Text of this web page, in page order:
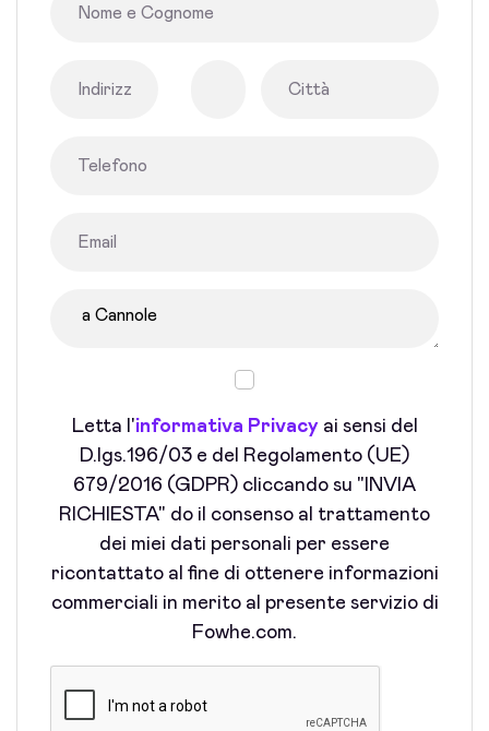
Letta l'informativa Privacyai sensi del
D.lgs.196/03 e del Regolamento (UE)
679/2016 (GDPR) cliccando su "INVIA
RICHIESTA" do il consenso al trattamento
dei miei dati personali per essere
ricontattato al fine di ottenere informazioni
commerciali in merito al presente servizio di
Fowhe.com.